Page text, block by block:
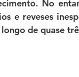
No
e reveses
de quase